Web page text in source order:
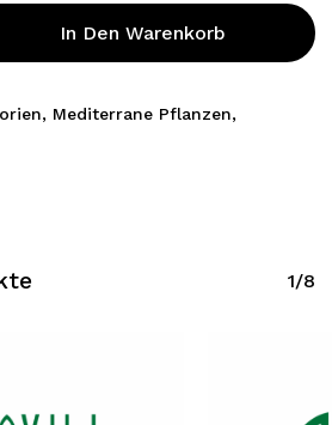
In Den Warenkorb
, Mediterrane Pflanzen,
1/8